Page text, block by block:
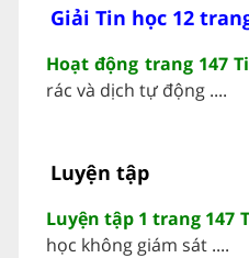
Giải Tin học 12
Hoạt động trang 147
rác và dịch tự động ....
Luyện tập
Luyện tập 1 trang 147
học không giám sát ....